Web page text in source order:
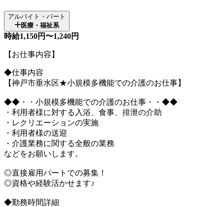
アルバイト・パート
医療・福祉系
時給1,150円〜1,240円
【お仕事内容】
◆仕事内容
【神戸市垂水区★小規模多機能での介護のお仕事】
◆◆・・小規模多機能での介護のお仕事・・◆◆
・利用者様に対する入浴、食事、排泄の介助
・レクリエーションの実施
・利用者様の送迎
・介護業務に関する全般の業務
などをお願いします。
◎直接雇用パートでの募集！
◎資格や経験活かせます♪
◆勤務時間詳細